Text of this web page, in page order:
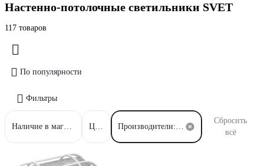
Настенно-потолочные светильники SVET
117 товаров
По популярности
Фильтры
Наличие в магазинах Цена Производители: SVET
Сбросить
всё